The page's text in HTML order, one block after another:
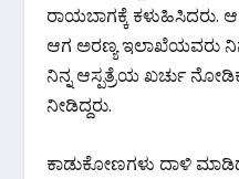
ರಾಯಬಾಗಕ್ಕೆ ಕಳುಹಿಸಿದರು.
ಆಗ ಅರಣ್ಯ ಇಲಾಖೆಯವರು
ನಿನ್ನ ಆಸ್ಪತ್ರೆಯ ಖರ್ಚು
ನೀಡಿದ್ದರು.
ಕಾಡುಕೋಣಗಳು ದಾಳಿ